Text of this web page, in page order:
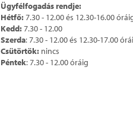
Ügyfélfogadás rendje:
Hétfő:7.30 - 12.00 és 12.30-16.00
Kedd:7.30 - 12.00
Szerda: 7.30 - 12.00 és 12.30-17.00
Csütörtök: nincs
Péntek: 7.30 - 12.00 óráig